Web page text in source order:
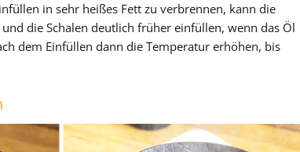
in sehr heißes Fett zu verbrennen, kann die
die Schalen deutlich früher einfüllen, wenn das Öl
dem Einfüllen dann die Temperatur erhöhen, bis